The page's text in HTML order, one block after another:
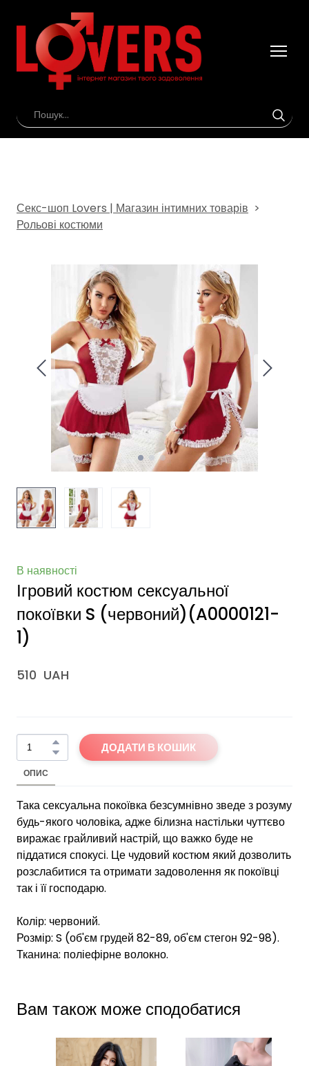
Секс-шоп Lovers | Магазин інтимних товарів
Рольові костюми
В наявності
Ігровий костюм сексуальної
покоївки S (червоний)(A0000121-
1)
510  UAH
ДОДАТИ В КОШИК
ОПИС
Така сексуальна покоївка безсумнівно зведе з розуму
будь-якого чоловіка, адже білизна настільки чуттєво
виражає грайливий настрій, що важко буде не
піддатися спокусі. Це чудовий костюм який дозволить
розслабитися та отримати задоволення як покоївці
так і її господарю.
Колір: червоний.
Розмір: S (об'єм грудей 82-89, об'єм стегон 92-98).
Тканина: поліефірне волокно.
Вам також може сподобатися